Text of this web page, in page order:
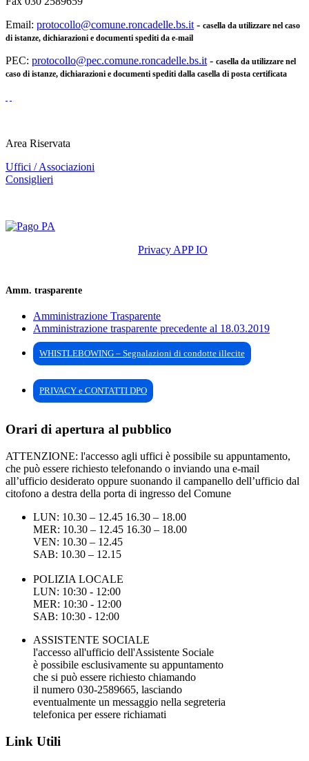
Email: protocollo@comune.roncadelle.bs.it - casella da utilizzare nel caso
di istanze, dichiarazioni e documenti spediti da e-mail
PEC: protocollo@pec.comune.roncadelle.bs.it - casella da utilizzare nel
caso di istanze, dichiarazioni e documenti spediti dalla casella di posta certificata
Area Riservata
Uffici / Associazioni
Consiglieri
Privacy APP IO
Amm. trasparente
Amministrazione Trasparente
Amministrazione trasparente precedente al 18.03.2019
WHISTLEBOWING – Segnalazioni di condotte illecite
PRIVACY e CONTATTI DPO
Orari di apertura al pubblico
ATTENZIONE: l'accesso agli uffici è possibile su appuntamento,
che può essere richiesto telefonando o inviando una e-mail
all’ufficio desiderato oppure suonando il campanello dell’ufficio dal
citofono a destra della porta di ingresso del Comune
LUN: 10.30 – 12.45 16.30 – 18.00
MER: 10.30 – 12.45 16.30 – 18.00
VEN: 10.30 – 12.45
SAB: 10.30 – 12.15
POLIZIA LOCALE
LUN: 10:30 - 12:00
MER: 10:30 - 12:00
SAB: 10:30 - 12:00
ASSISTENTE SOCIALE
l'accesso all'ufficio dell'Assistente Sociale
è possibile esclusivamente su appuntamento
che si può essere richiesto chiamando
il numero 030-2589665, lasciando
eventualmente un messaggio nella segreteria
telefonica per essere richiamati
Link Utili